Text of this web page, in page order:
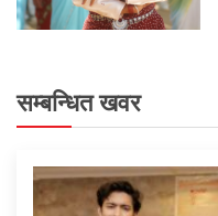
सम्बन्धित खवर